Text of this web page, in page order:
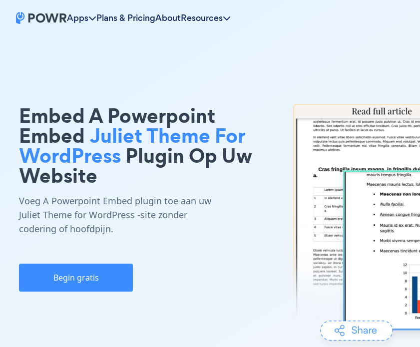
Apps Plans & PricingAboutResources
Embed A Powerpoint
Embed Juliet Theme For
WordPress Plugin Op Uw
Website
Voeg A Powerpoint Embed plugin toe aan uw
Juliet Theme for WordPress -site zonder
codering of hoofdpijn.
Begin gratis